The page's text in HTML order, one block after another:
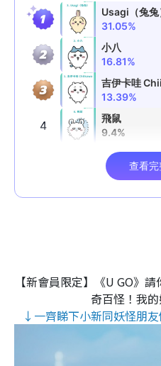
【新會員限定】《U GO》
奇百怪！我的
↓一齊睇下小新同妖怪朋